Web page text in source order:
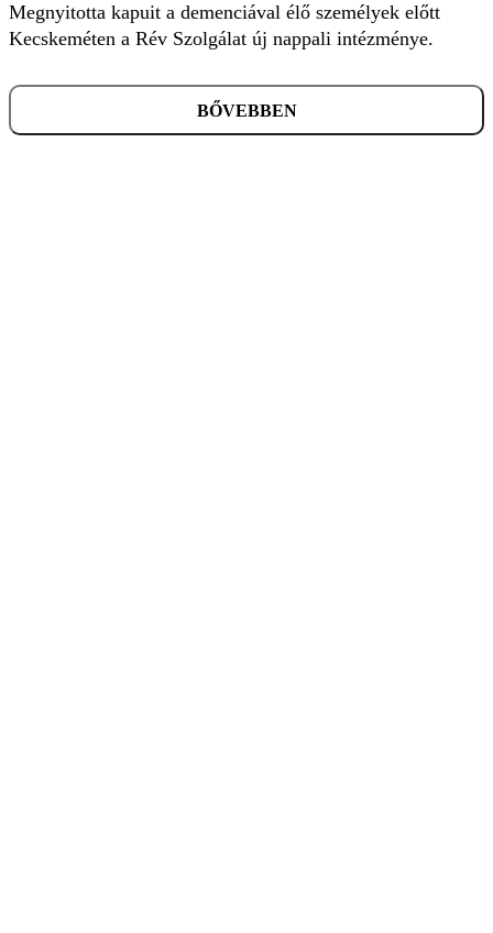
Megnyitotta kapuit a demenciával élő személyek előtt
Kecskeméten a Rév Szolgálat új nappali intézménye.
BŐVEBBEN